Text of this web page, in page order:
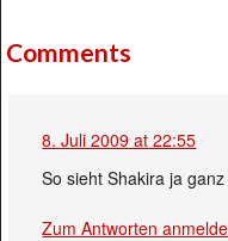
Comments
8. Juli 2009 at 22:55
So sieht Shakira ja
Zum Antworten